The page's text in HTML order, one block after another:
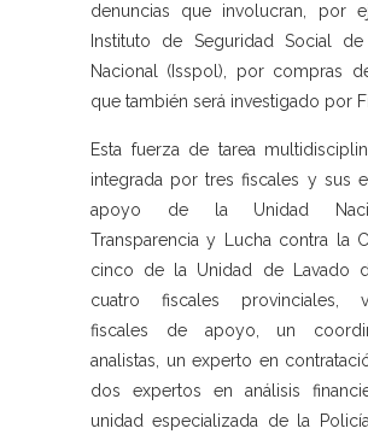
denuncias que involucran, por
Instituto de Seguridad Social
Nacional (Isspol), por compras
que también será investigado por
Esta fuerza de tarea
integrada por tres fiscales y sus
apoyo de la Unidad
Transparencia y Lucha contra la
cinco de la Unidad de Lavado
cuatro fiscales provinciales,
fiscales de apoyo, un
analistas, un experto en
dos expertos en análisis
unidad especializada de la